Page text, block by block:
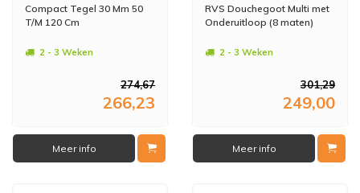
Compact Tegel 30 Mm 50
T/M 120 Cm
2 - 3 Weken
274,67
266,23
Meer info
RVS Douchegoot Multi met
Onderuitloop (8 maten)
2 - 3 Weken
301,29
249,00
Meer info